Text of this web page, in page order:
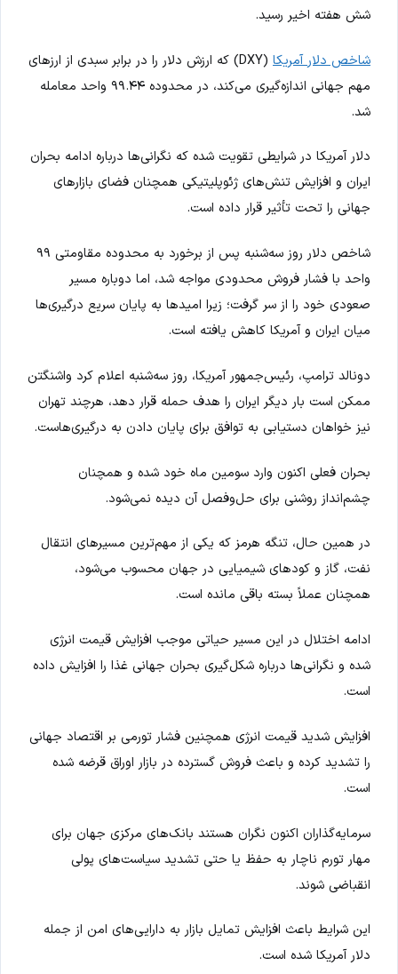
شش هفته اخیر رسید.
شاخص دلار آمریکا
(DXY) که ارزش دلار را در برابر سبدی از ارزهای
مهم جهانی اندازه‌گیری می‌کند، در محدوده ۹۹.۴۴ واحد معامله
شد.
دلار آمریکا در شرایطی تقویت شده که نگرانی‌ها درباره ادامه بحران
ایران و افزایش تنش‌های ژئوپلیتیکی همچنان فضای بازارهای
جهانی را تحت تأثیر قرار داده است.
شاخص دلار روز سه‌شنبه پس از برخورد به محدوده مقاومتی ۹۹
واحد با فشار فروش محدودی مواجه شد، اما دوباره مسیر
صعودی خود را از سر گرفت؛ زیرا امیدها به پایان سریع درگیری‌ها
میان ایران و آمریکا کاهش یافته است.
دونالد ترامپ، رئیس‌جمهور آمریکا، روز سه‌شنبه اعلام کرد واشنگتن
ممکن است بار دیگر ایران را هدف حمله قرار دهد، هرچند تهران
نیز خواهان دستیابی به توافق برای پایان دادن به درگیری‌هاست.
بحران فعلی اکنون وارد سومین ماه خود شده و همچنان
چشم‌انداز روشنی برای حل‌وفصل آن دیده نمی‌شود.
در همین حال، تنگه هرمز که یکی از مهم‌ترین مسیرهای انتقال
نفت، گاز و کودهای شیمیایی در جهان محسوب می‌شود،
همچنان عملاً بسته باقی مانده است.
ادامه اختلال در این مسیر حیاتی موجب افزایش قیمت انرژی
شده و نگرانی‌ها درباره شکل‌گیری بحران جهانی غذا را افزایش داده
است.
افزایش شدید قیمت انرژی همچنین فشار تورمی بر اقتصاد جهانی
را تشدید کرده و باعث فروش گسترده در بازار اوراق قرضه شده
است.
سرمایه‌گذاران اکنون نگران هستند بانک‌های مرکزی جهان برای
مهار تورم ناچار به حفظ یا حتی تشدید سیاست‌های پولی
انقباضی شوند.
این شرایط باعث افزایش تمایل بازار به دارایی‌های امن از جمله
دلار آمریکا شده است.